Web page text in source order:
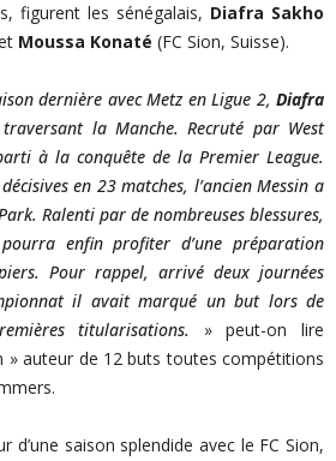
figurent les sénégalais, Diafra Sakho
Moussa Konaté (FC Sion, Suisse).
dernière avec Metz en Ligue 2,Diafra
la Manche. Recruté par West
à la conquête de la Premier League.
en 23 matches, l’ancien Messin a
Ralenti par de nombreuses blessures,
enfin profiter d’une préparation
Pour rappel, arrivé deux journées
il avait marqué un but lors de
titularisations.
» peut-on lire
» auteur de 12 buts toutes compétitions
d’une saison splendide avec le FC Sion,